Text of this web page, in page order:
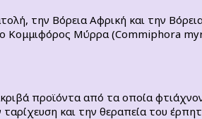
την Βόρεια Αφρική και την
Κομμιφόρος Μύρρα (Commiphora
προϊόντα από τα οποία
και την θεραπεία του